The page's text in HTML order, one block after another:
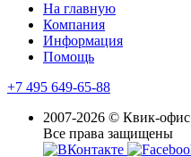
На главную
Компания
Информация
Помощь
+7 495 649-65-88
2007-2026 © Квик-офис
Все права защищены